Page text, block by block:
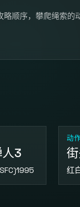
顺序，攀爬绳索的
3
1995
动
红